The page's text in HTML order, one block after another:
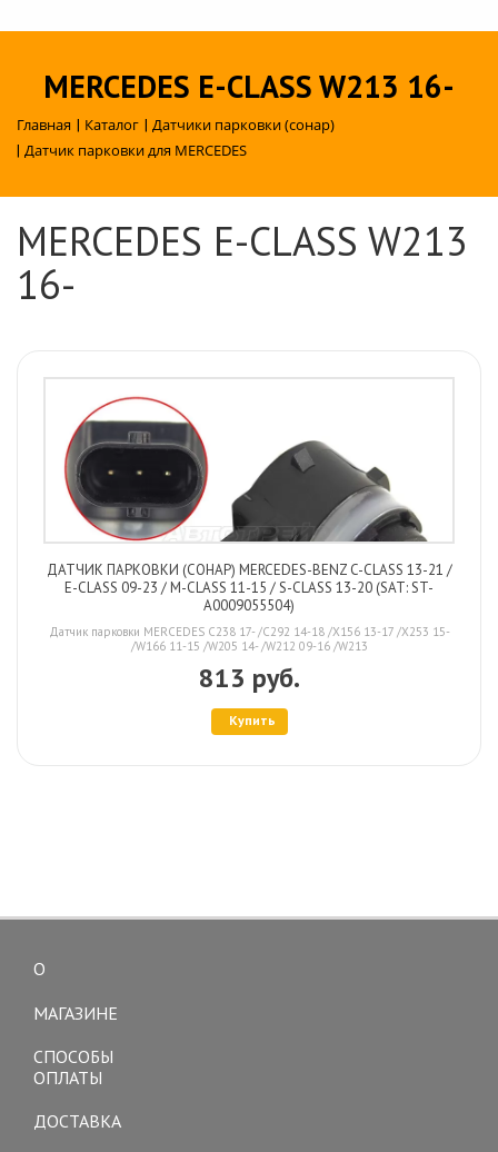
MERCEDES E-CLASS W213 16-
Главная | Каталог | Датчики парковки (сонар)
| Датчик парковки для MERCEDES
MERCEDES E-CLASS W213
16-
ДАТЧИК ПАРКОВКИ (СОНАР) MERCEDES-BENZ C-CLASS 13-21 /
E-CLASS 09-23 / M-CLASS 11-15 / S-CLASS 13-20 (SAT: ST-
A0009055504)
Датчик парковки MERCEDES C238 17- /C292 14-18 /X156 13-17 /X253 15-
/W166 11-15 /W205 14- /W212 09-16 /W213
813 руб.
Купить
О
МАГАЗИНЕ
СПОСОБЫ
ОПЛАТЫ
ДОСТАВКА